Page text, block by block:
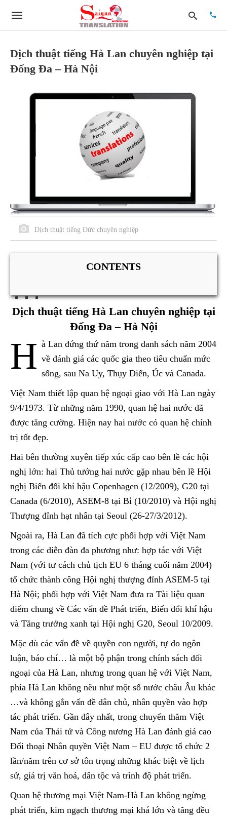
Dịch thuật tiếng Hà Lan chuyên nghiệp tại
Đống Đa – Hà Nội
Dịch thuật tiếng Đức chuyên nghiệp
CONTENTS
Dịch thuật tiếng Hà Lan chuyên nghiệp tại
Đống Đa – Hà Nội
H à Lan đứng thứ năm trong danh sách năm 2004
về đánh giá các quốc gia theo tiêu chuẩn mức
sống, sau Na Uy, Thụy Điển, Úc và Canada.
Việt Nam thiết lập quan hệ ngoại giao với Hà Lan ngày
9/4/1973. Từ những năm 1990, quan hệ hai nước đã
được tăng cường. Hiện nay hai nước có quan hệ chính
trị tốt đẹp.
Hai bên thường xuyên tiếp xúc cấp cao bên lề các hội
nghị lớn: hai Thủ tướng hai nước gặp nhau bên lề Hội
nghị Biến đổi khí hậu Copenhagen (12/2009), G20 tại
Canada (6/2010), ASEM-8 tại Bỉ (10/2010) và Hội nghị
Thượng đỉnh hạt nhân tại Seoul (26-27/3/2012).
Ngoài ra, Hà Lan đã tích cực phối hợp với Việt Nam
trong các diễn đàn đa phương như: hợp tác với Việt
Nam (với tư cách chủ tịch EU 6 tháng cuối năm 2004)
tổ chức thành công Hội nghị thượng đỉnh ASEM-5 tại
Hà Nội; phối hợp với Việt Nam đưa ra Tài liệu quan
điểm chung về Các vấn đề Phát triển, Biến đổi khí hậu
và Tăng trưởng xanh tại Hội nghị G20, Seoul 10/2009.
Mặc dù các vấn đề về quyền con người, tự do ngôn
luận, báo chí… là một bộ phận trong chính sách đối
ngoại của Hà Lan, nhưng trong quan hệ với Việt Nam,
phía Hà Lan không nêu như một số nước châu Âu khác
…và không gắn vấn đề dân chủ, nhân quyền vào hợp
tác phát triển. Gần đây nhất, trong chuyến thăm Việt
Nam của Thái tử và Công nương Hà Lan đánh giá cao
Đối thoại Nhân quyền Việt Nam – EU được tổ chức 2
lần/năm trên cơ sở tôn trọng những khác biệt về lịch
sử, giá trị văn hoá, dân tộc và trình độ phát triển.
Quan hệ thương mại Việt Nam-Hà Lan không ngừng
phát triển, kim ngạch thương mại khá lớn và tăng đều